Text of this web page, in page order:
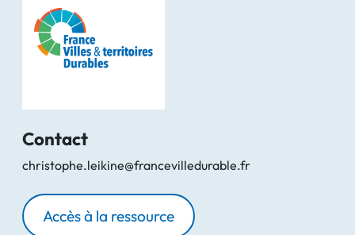
Contact
christophe.leikine@francevilledurable.fr
Accès à la ressource